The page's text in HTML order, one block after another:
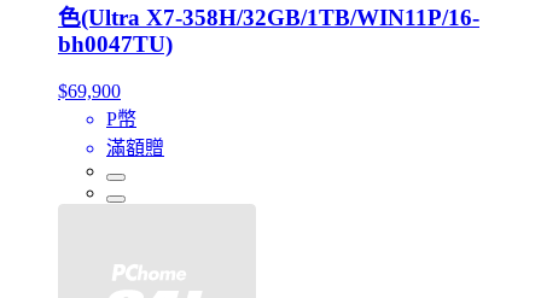
色(Ultra X7-358H/32GB/1TB/WIN11P/16-
bh0047TU)
$69,900
P幣
滿額贈